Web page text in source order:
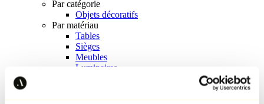
Par catégorie
Objets décoratifs
Par matériau
Tables
Sièges
Meubles
Luminaires